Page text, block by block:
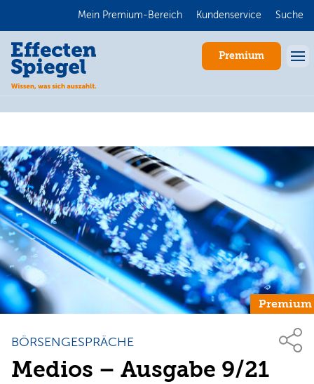
Mein Premium-Bereich Kundenservice Suche
Premium
Premium
BÖRSENGESPRÄCHE
Medios – Ausgabe 9/21
Anmelden